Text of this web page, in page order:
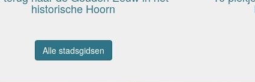
historische Hoorn
Alle stadsgidsen